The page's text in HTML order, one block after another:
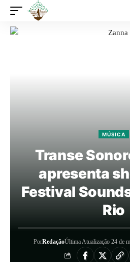
MÚSICA
Transe
apresenta
Festival
Rio
PorRedaçãoÚltima Atualização 24 de